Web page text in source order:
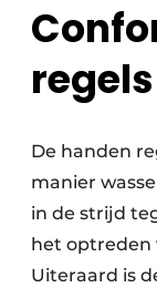
regels
De handen
manier
in de strijd
het optreden
Uiteraard is